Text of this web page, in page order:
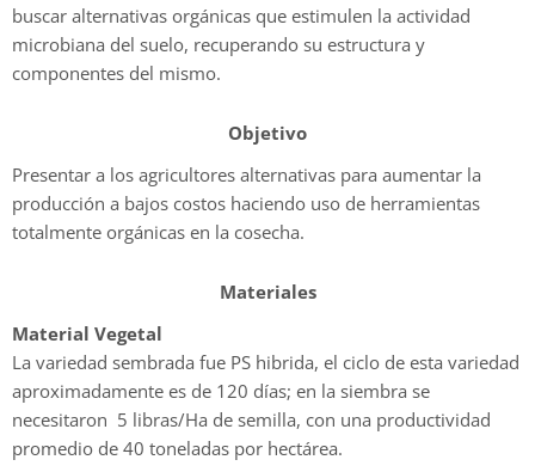
buscar alternativas orgánicas que estimulen la actividad
microbiana del suelo, recuperando su estructura y
componentes del mismo.
Objetivo
Presentar a los agricultores alternativas para aumentar la
producción a bajos costos haciendo uso de herramientas
totalmente orgánicas en la cosecha.
Materiales
Material Vegetal
La variedad sembrada fue PS hibrida, el ciclo de esta variedad
aproximadamente es de 120 días; en la siembra se
necesitaron 5 libras/Ha de semilla, con una productividad
promedio de 40 toneladas por hectárea.